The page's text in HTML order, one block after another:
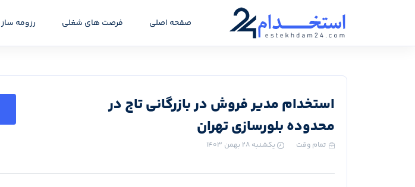
صفحه اصلی فرصت های شغلی رزومه ساز
استخدام مدیر فروش در بازرگانی تاج در
محدوده بلورسازی تهران
تمام وقت یکشنبه ۲۸ بهمن ۱۴۰۳